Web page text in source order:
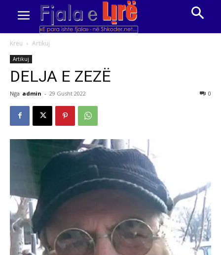
Kreu Artikuj
Artikuj
DELJA E ZEZË
Nga admin - 29 Gusht 2022 0